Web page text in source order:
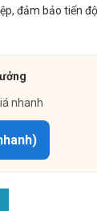
đảm bảo tiến
nhanh